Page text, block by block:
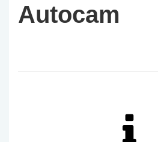
Autocam